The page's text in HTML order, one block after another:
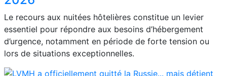
Le recours aux nuitées hôtelières constitue un levier
essentiel pour répondre aux besoins d’hébergement
d’urgence, notamment en période de forte tension ou
lors de situations exceptionnelles.